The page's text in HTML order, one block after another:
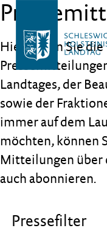
Hier finden Sie die
Landtages, der
sowie der
immer auf dem
möchten, können
Mitteilungen über
auch abonnieren.
Pressefilter